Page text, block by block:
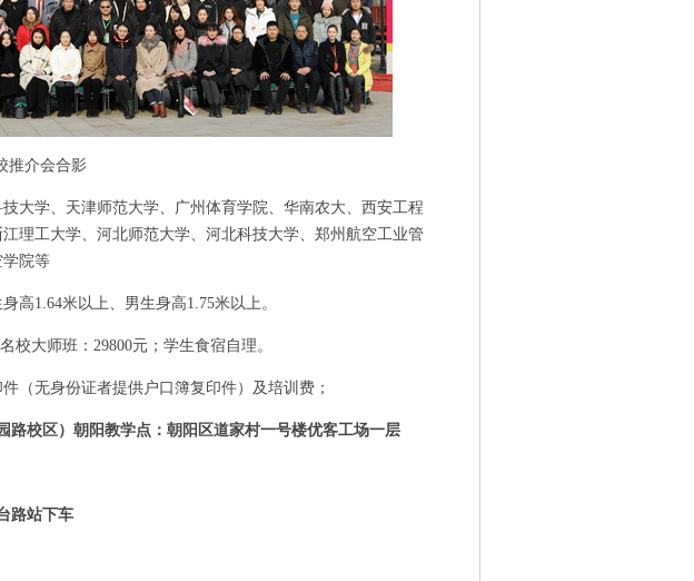
推介会合影
大学、天津师范大学、广州体育学院、华南农大、西安工程
理工大学、河北师范大学、河北科技大学、 郑州航空工业管
院等
高1.64米以上、男生身高1.75米以上。
校大师班：29800元；学生食宿自理。
（无身份证者提供户口簿复印件）及培训费；
路校区）朝阳教学点：朝阳区道家村一号楼优客工场一层
路站下车